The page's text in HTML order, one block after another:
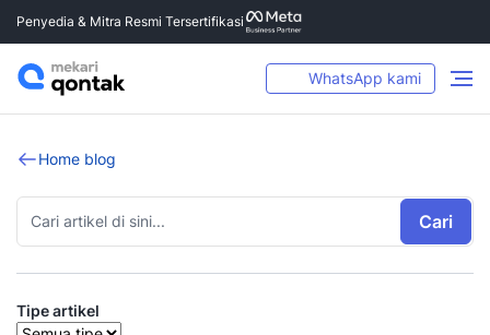
Penyedia & Mitra Resmi Tersertifikasi
WhatsApp kami
Home blog
Cari
Tipe artikel